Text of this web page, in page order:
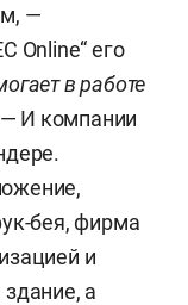
что
компании под
фирме,
инвесторов
на фоне
— на этот
—
Online“ его
в работе
И компании
бея, фирма
и
а